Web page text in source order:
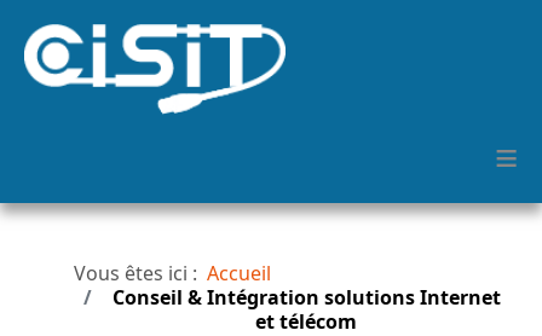
≡
Vous êtes ici : Accueil
Conseil & Intégration solutions Internet
et télécom